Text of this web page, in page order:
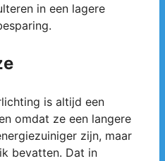
in een lagere
is altijd een
omdat ze een langere
zijn, maar
bevatten. Dat in